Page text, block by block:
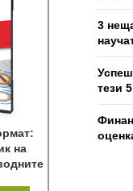
на
3
тези